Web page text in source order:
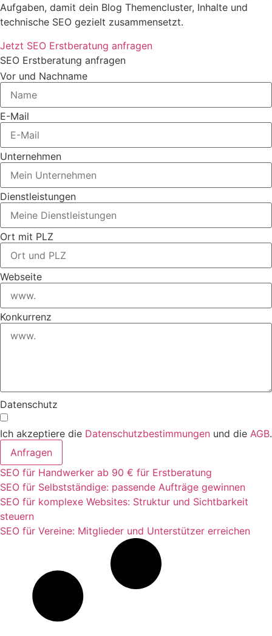
Aufgaben, damit dein Blog Themencluster, Inhalte und
technische SEO gezielt zusammensetzt.
Jetzt SEO Erstberatung anfragen
SEO Erstberatung anfragen
Vor und Nachname
E-Mail
Unternehmen
Dienstleistungen
Ort mit PLZ
Webseite
Konkurrenz
Datenschutz
Ich akzeptiere die Datenschutzbestimmungen und die AGB.
Anfragen
SEO für Handwerker ab 90 € für Erstberatung
SEO für Selbstständige: passende Aufträge gewinnen
SEO für komplexe Websites: Struktur und Sichtbarkeit
steuern
SEO für Vereine: Mitglieder und Unterstützer erreichen